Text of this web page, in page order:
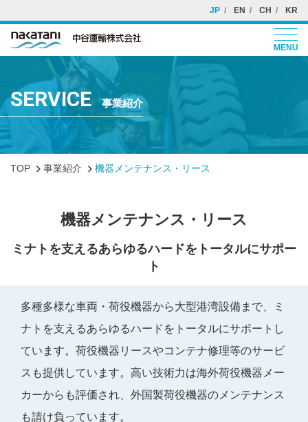
JP EN CH KR
MENU
SERVICE 事業紹介
TOP 事業紹介 機器メンテナンス・リース
機器メンテナンス・リース
ミナトを支えるあらゆるハードをトータルにサポー
ト
多種多様な車両・荷役機器から大型港湾設備まで、ミ
ナトを支えるあらゆるハードをトータルにサポートし
ています。荷役機器リースやコンテナ修理等のサービ
スも提供しています。高い技術力は海外荷役機器メー
カーからも評価され、外国製荷役機器のメンテナンス
も請け負っています。